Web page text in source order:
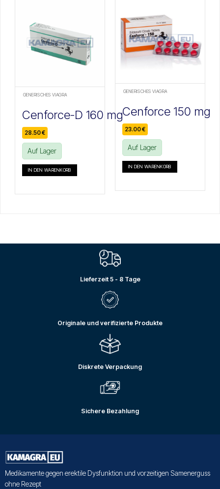
GENERISCHES VIAGRA
Cenforce 150 mg
23.00€
Auf Lager
IN DEN WARENKORB
GENERISCHES VIAGRA
Cenforce-D 160 mg
28.50€
Auf Lager
IN DEN WARENKORB
Lieferzeit 5 - 8 Tage
Originale und verifizierte Produkte
Diskrete Verpackung
Sichere Bezahlung
Medikamente gegen erektile Dysfunktion und vorzeitigen Samenerguss
ohne Rezept